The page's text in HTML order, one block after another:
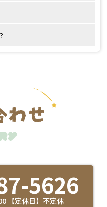
5626
【定休日】不定休